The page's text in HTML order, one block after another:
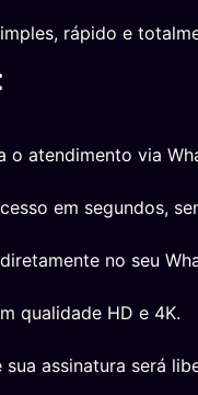
rápido e
o atendimento via
em segundos,
no seu
qualidade HD e 4K.
assinatura será